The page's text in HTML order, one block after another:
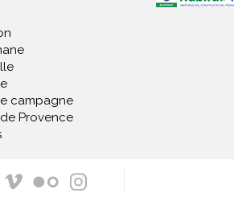
campagne
Provence